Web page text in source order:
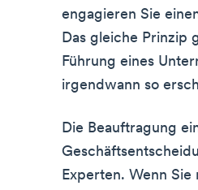
engagieren Sie
Das gleiche Prinzip
Führung eines
irgendwann so
Die Beauftragung
Experten. Wenn